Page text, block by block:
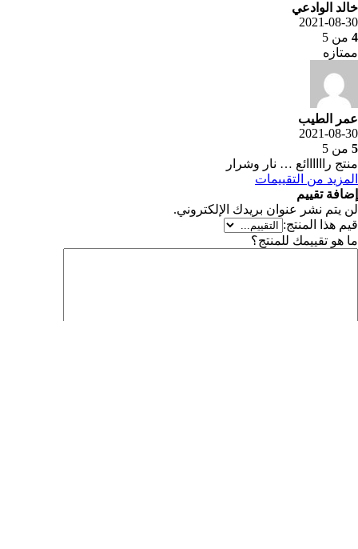
خالد الوادعي
2021-08-30
4 من 5
ممتازه
عمر الطيب
2021-08-30
5 من 5
منتج راااااائع … نار وشرار
المزيد من التقييمات
إضافة تقييم
لن يتم نشر عنوان بريدك الإلكتروني.
قيم هذا المنتج:
ما هو تقييمك للمنتج؟